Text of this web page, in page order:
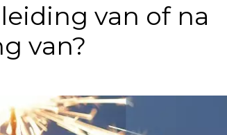
van of na
van?